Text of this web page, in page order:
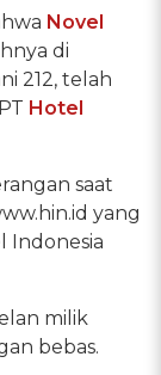
Novel
di
212, telah
Hotel
saat
yang
Indonesia
milik
bebas.